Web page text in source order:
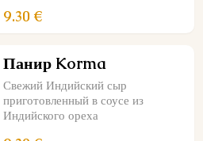
9.30 €
Панир Korma
Свежий Индийский сыр
приготовленный в соусе из
Индийского ореха